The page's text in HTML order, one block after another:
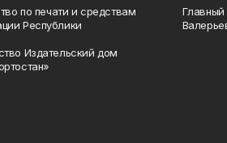
по печати и средствам
Республики
Издательский дом
Главный